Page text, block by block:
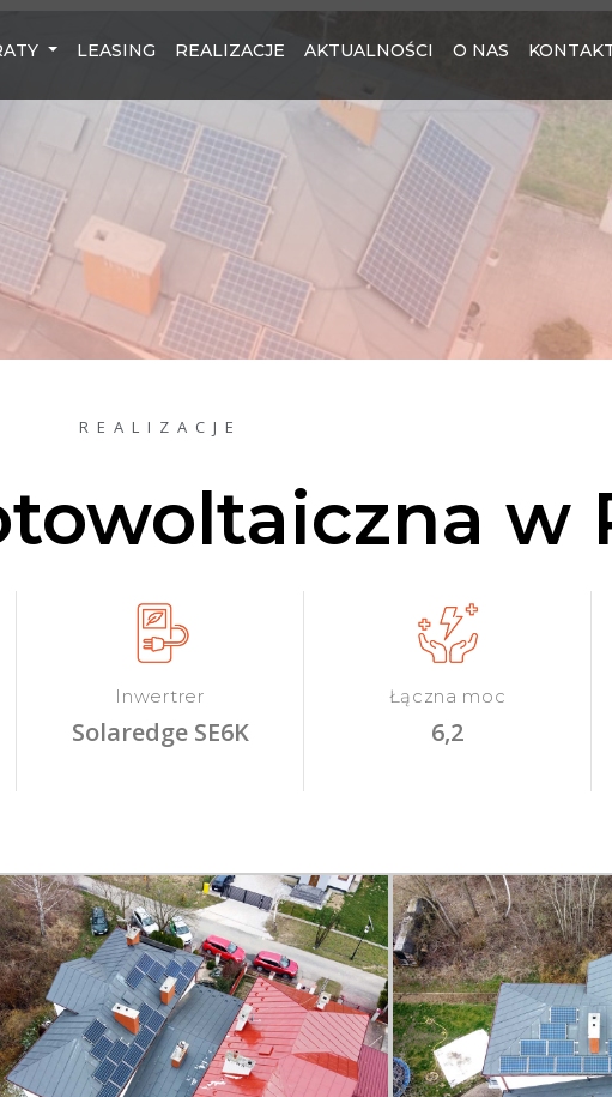
LEASING REALIZACJE AKTUALNOŚCI O NAS
REALIZACJE
w
Inwertrer
Solaredge SE6K
Łączna moc
6,2